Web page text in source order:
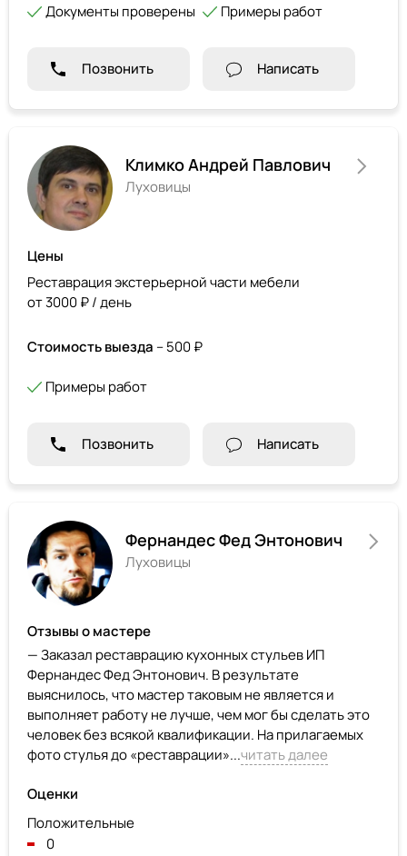
Документы проверены Примеры работ
Позвонить Написать
Климко Андрей Павлович
Луховицы
Цены
Реставрация экстерьерной части мебели
от 3000 ₽ / день
Стоимость выезда – 500 ₽
Примеры работ
Позвонить Написать
Фернандес Фед Энтонович
Луховицы
Отзывы о мастере
— Заказал реставрацию кухонных стульев ИП
Фернандес Фед Энтонович. В результате
выяснилось, что мастер таковым не является и
выполняет работу не лучше, чем мог бы сделать это
человек без всякой квалификации. На прилагаемых
фото стулья до «реставрации»...читать далее
Оценки
Положительные
0